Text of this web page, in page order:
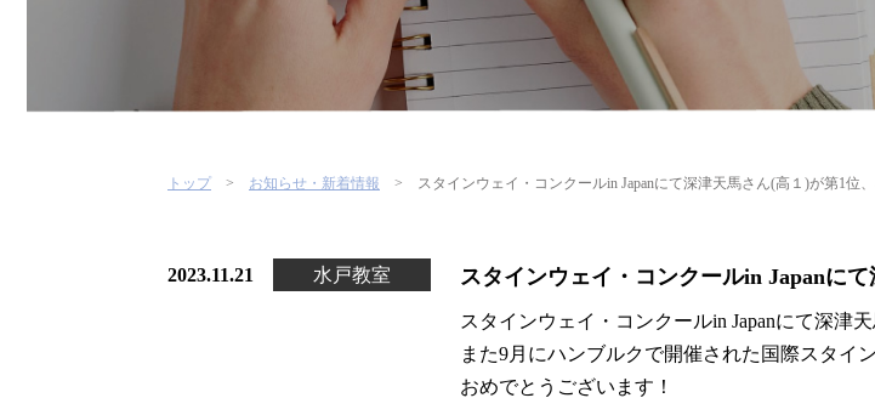
トップ お知らせ・新着情報 スタインウェイ・コンクールin Japanにて深津天馬さん(高１)が第1位
2023.11.21 水戸教室 スタインウェイ・コンクールin Japanに
スタインウェイ・コンクールin Japanにて深津
また9月にハンブルクで開催された国際スタイ
おめでとうございます！